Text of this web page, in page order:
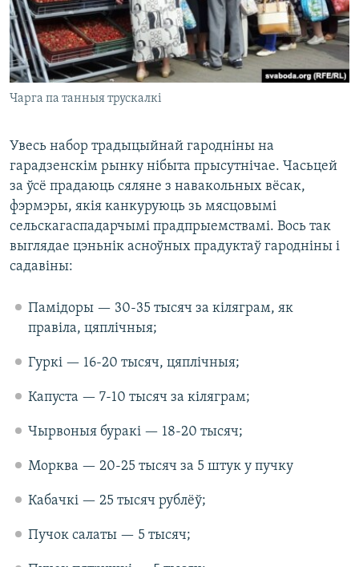
Чарга па танныя трускалкі
Увесь набор традыцыйнай гародніны на
гарадзенскім рынку нібыта прысутнічае. Часьцей
за ўсё прадаюць сяляне з навакольных вёсак,
фэрмэры, якія канкуруюць зь мясцовымі
сельскагаспадарчымі прадпрыемствамі. Вось так
выглядае цэньнік асноўных прадуктаў гародніны і
садавіны:
Памідоры — 30-35 тысяч за кіляграм, як
правіла, цяплічныя;
Гуркі — 16-20 тысяч, цяплічныя;
Капуста — 7-10 тысяч за кіляграм;
Чырвоныя буракі — 18-20 тысяч;
Морква — 20-25 тысяч за 5 штук у пучку
Кабачкі — 25 тысяч рублёў;
Пучок салаты — 5 тысяч;